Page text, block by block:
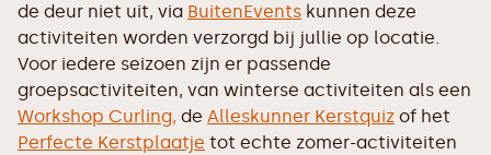
de deur niet uit, via BuitenEvents kunnen deze
activiteiten worden verzorgd bij jullie op locatie.
Voor iedere seizoen zijn er passende
groepsactiviteiten, van winterse activiteiten als een
Workshop Curling, de Alleskunner Kerstquiz of het
Perfecte Kerstplaatje tot echte zomer-activiteiten